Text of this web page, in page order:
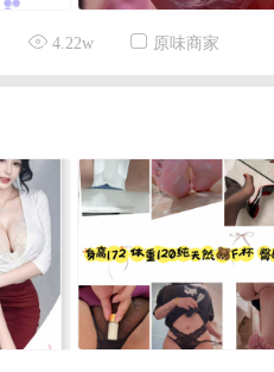
4.22w 原味商家